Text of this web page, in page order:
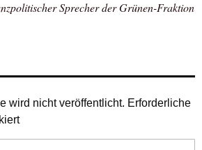
Sprecher der Grünen-Fraktion
wird nicht veröffentlicht. Erforderliche